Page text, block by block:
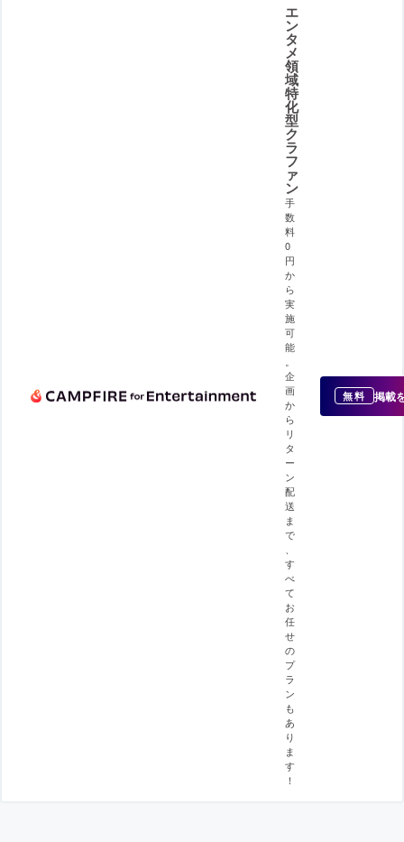
エ
ン
タ
メ
領
域
特
化
型
ク
ラ
フ
ァ
ン
手
数
料
0
円
か
ら
実
施
可
能
企
画
か
ら
リ
タ
ー
ン
配
送
ま
で
す
べ
て
お
任
せ
の
プ
ラ
ン
も
あ
り
ま
す
！
無料 掲載